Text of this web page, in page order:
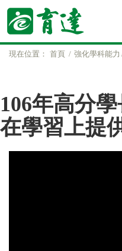
現在位置： 首頁 強化學科能力
106年高分
在學習上提